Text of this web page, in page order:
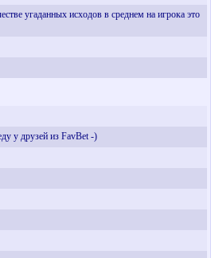
угаданных исходов в среднем на игрока это
у друзей из FavBet -)